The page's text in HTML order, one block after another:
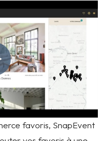
favoris, SnapEvent